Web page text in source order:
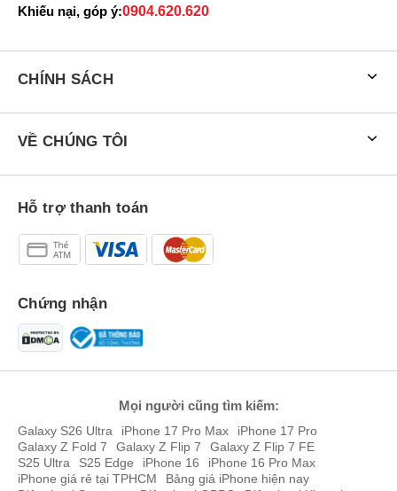
Khiếu nại, góp ý:0904.620.620
CHÍNH SÁCH
VỀ CHÚNG TÔI
Hỗ trợ thanh toán
Chứng nhận
Mọi người cũng tìm kiếm:
Galaxy S26 Ultra iPhone 17 Pro Max
iPhone 17 Pro
Galaxy Z Fold 7
Galaxy Z Flip 7
Galaxy Z Flip 7 FE
S25 Ultra
S25 Edge iPhone 16
iPhone 16 Pro Max
iPhone giá rẻ tại TPHCM
Bảng giá iPhone hiện nay